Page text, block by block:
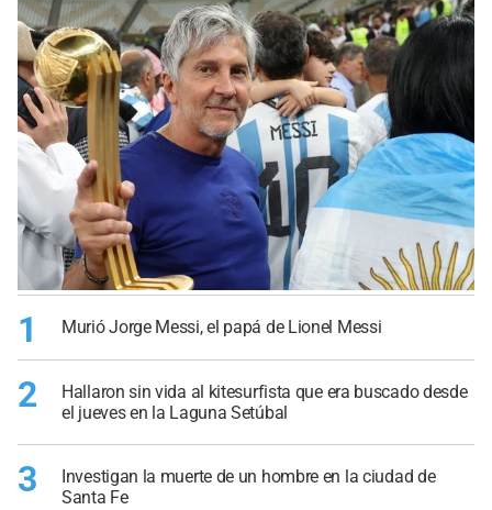
1 Murió Jorge Messi, el papá de Lionel Messi
2
Hallaron sin vida al kitesurfista que era buscado desde
el jueves en la Laguna Setúbal
3
Investigan la muerte de un hombre en la ciudad de
Santa Fe